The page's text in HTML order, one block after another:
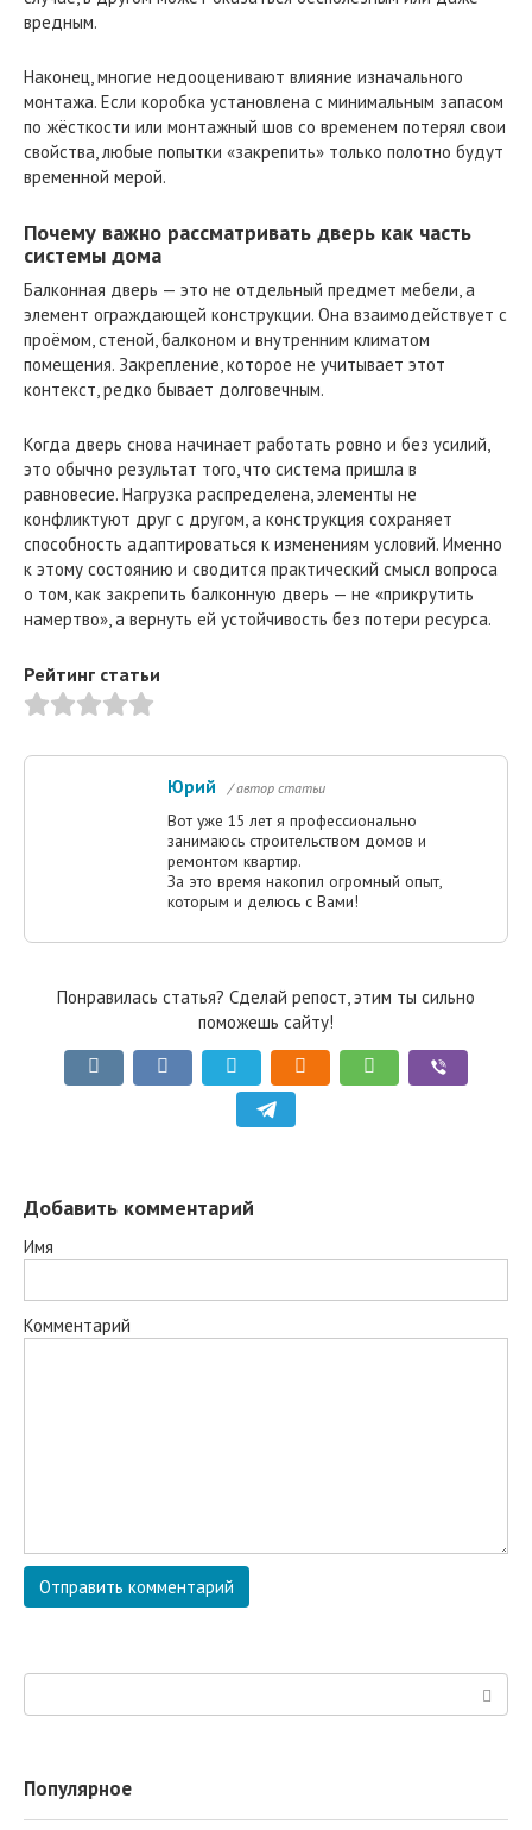
вредным.
Наконец, многие недооценивают влияние изначального
монтажа. Если коробка установлена с минимальным запасом
по жёсткости или монтажный шов со временем потерял свои
свойства, любые попытки «закрепить» только полотно будут
временной мерой.
Почему важно рассматривать дверь как часть
системы дома
Балконная дверь — это не отдельный предмет мебели, а
элемент ограждающей конструкции. Она взаимодействует с
проёмом, стеной, балконом и внутренним климатом
помещения. Закрепление, которое не учитывает этот
контекст, редко бывает долговечным.
Когда дверь снова начинает работать ровно и без усилий,
это обычно результат того, что система пришла в
равновесие. Нагрузка распределена, элементы не
конфликтуют друг с другом, а конструкция сохраняет
способность адаптироваться к изменениям условий. Именно
к этому состоянию и сводится практический смысл вопроса
о том, как закрепить балконную дверь — не «прикрутить
намертво», а вернуть ей устойчивость без потери ресурса.
Рейтинг статьи
Юрий / автор статьи
Вот уже 15 лет я профессионально
занимаюсь строительством домов и
ремонтом квартир.
За это время накопил огромный опыт,
которым и делюсь с Вами!
Понравилась статья? Сделай репост, этим ты сильно
поможешь сайту!
Добавить комментарий
Имя
Комментарий
Популярное